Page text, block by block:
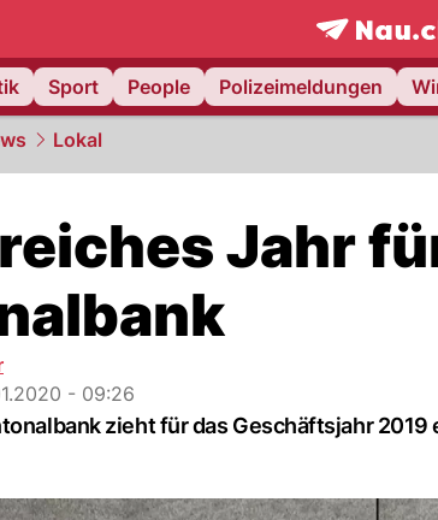
frontpage.
Sport People Polizeimeldungen
Lokal
Jahr
- 09:26
zieht für das Geschäftsjahr